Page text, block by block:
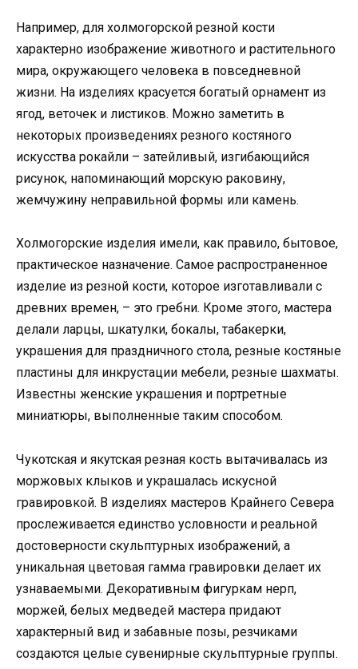
Например, для холмогорской резной кости
характерно изображение животного и растительного
мира, окружающего человека в повседневной
жизни. На изделиях красуется богатый орнамент из
ягод, веточек и листиков. Можно заметить в
некоторых произведениях резного костяного
искусства рокайли – затейливый, изгибающийся
рисунок, напоминающий морскую раковину,
жемчужину неправильной формы или камень.
Холмогорские изделия имели, как правило, бытовое,
практическое назначение. Самое распространенное
изделие из резной кости, которое изготавливали с
древних времен, – это гребни. Кроме этого, мастера
делали ларцы, шкатулки, бокалы, табакерки,
украшения для праздничного стола, резные костяные
пластины для инкрустации мебели, резные шахматы.
Известны женские украшения и портретные
миниатюры, выполненные таким способом.
Чукотская и якутская резная кость вытачивалась из
моржовых клыков и украшалась искусной
гравировкой. В изделиях мастеров Крайнего Севера
прослеживается единство условности и реальной
достоверности скульптурных изображений, а
уникальная цветовая гамма гравировки делает их
узнаваемыми. Декоративным фигуркам нерп,
моржей, белых медведей мастера придают
характерный вид и забавные позы, резчиками
создаются целые сувенирные скульптурные группы.